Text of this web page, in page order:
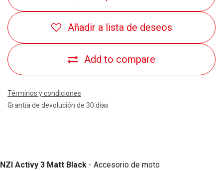
Add to compare
Añadir a lista de deseos
Términos y condiciones
Grantía de devolución de 30 días
NZI Activy 3 Matt Black - Accesorio de moto